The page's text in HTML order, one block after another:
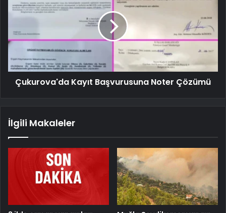
Çukurova'da Kayıt Başvurusuna Noter Çözümü
İlgili Makaleler